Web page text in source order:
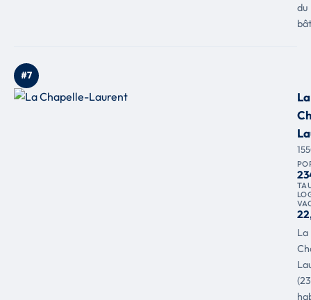
du
#7
La
La